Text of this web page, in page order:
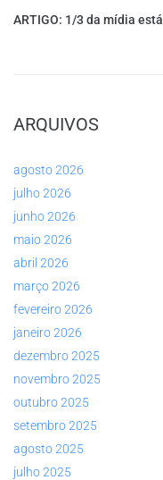
ARTIGO: 1/3 da mídia
ARQUIVOS
agosto 2026
julho 2026
junho 2026
maio 2026
abril 2026
março 2026
fevereiro 2026
janeiro 2026
dezembro 2025
novembro 2025
outubro 2025
setembro 2025
agosto 2025
julho 2025